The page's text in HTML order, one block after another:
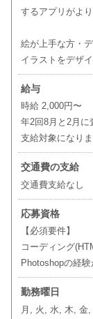
するアプリがよ
絵が上手な方・
イラストをデザ
給与
時給 2,000円〜
年2回8月と2月に
支給対象になりま
交通費の支給
交通費支給なし
応募資格
【必須要件】
コーディング
Photoshopの経
勤務曜日
月, 火, 水, 木, 金,